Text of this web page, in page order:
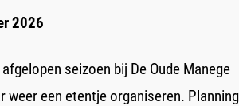
2026
seizoen bij De Oude Manege
weer een etentje organiseren. Planning